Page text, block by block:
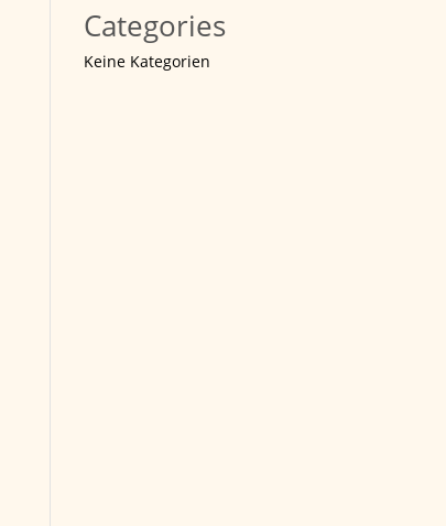
Categories
Keine Kategorien